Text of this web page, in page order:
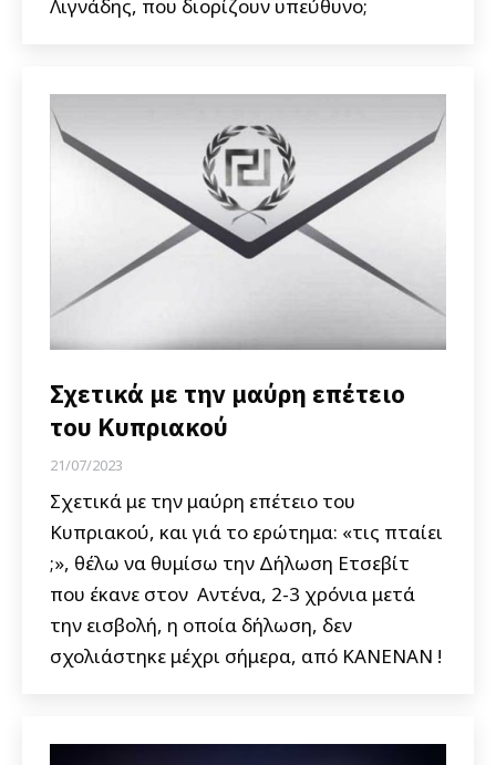
Λιγνάδης, που διορίζουν υπεύθυνο;
Σχετικά με την μαύρη επέτειο
του Κυπριακού
21/07/2023
Σχετικά με την μαύρη επέτειο του
Κυπριακού, και γιά το ερώτημα: «τις πταίει
;», θέλω να θυμίσω την Δήλωση Ετσεβίτ
που έκανε στον Αντένα, 2-3 χρόνια μετά
την εισβολή, η οποία δήλωση, δεν
σχολιάστηκε μέχρι σήμερα, από ΚΑΝΕΝΑΝ !